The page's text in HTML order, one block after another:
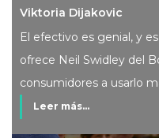
Viktoria Dijakovic
El efectivo es genial, y
ofrece Neil Swidley del
consumidores a usarlo
Leer más...